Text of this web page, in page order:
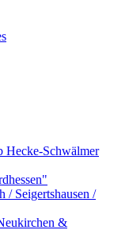
Hecke-Schwälmer
/ Seigertshausen /
&